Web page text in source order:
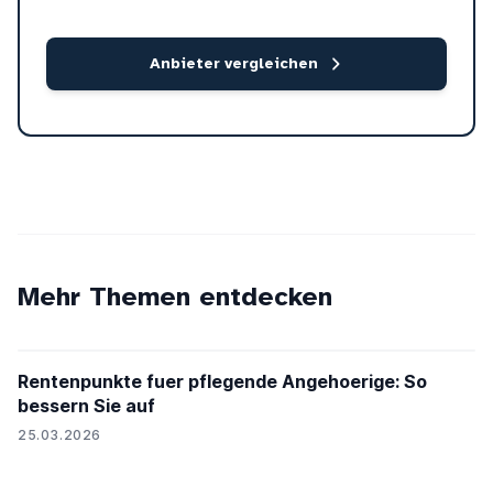
Anbieter vergleichen
Mehr Themen entdecken
Rentenpunkte fuer pflegende Angehoerige: So
bessern Sie auf
25.03.2026